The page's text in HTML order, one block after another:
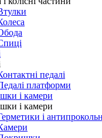
педалі
платформи
і камери
і камери
і